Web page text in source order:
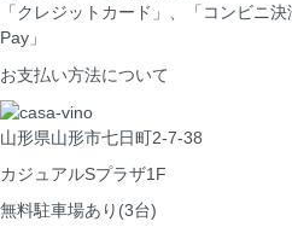
「クレジットカード」、「コンビニ
Pay」
お支払い方法について
山形県山形市七日町2-7-38
カジュアルSプラザ1F
無料駐車場あり(3台)